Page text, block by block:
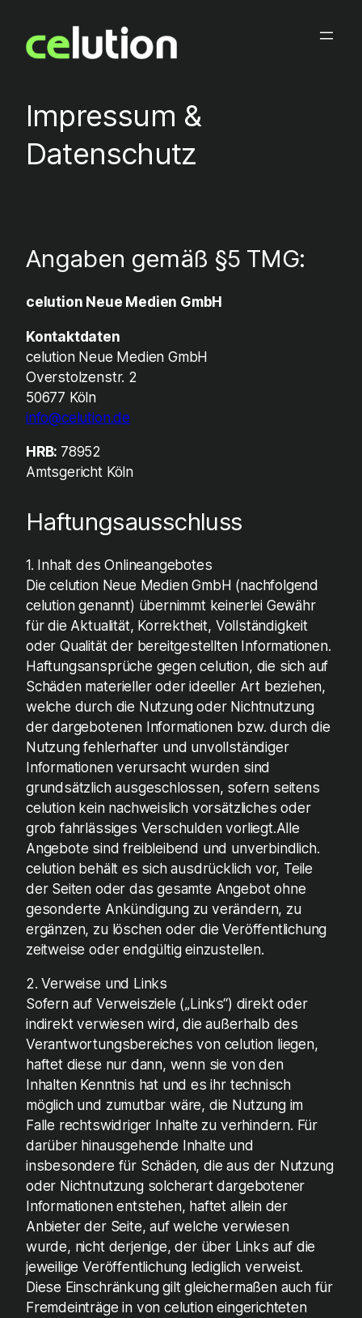
Inhalt
springen
Impressum &
Datenschutz
Angaben gemäß §5 TMG:
celution Neue Medien GmbH
Kontaktdaten
celution Neue Medien GmbH
Overstolzenstr. 2
50677 Köln
info@celution.de
HRB: 78952
Amtsgericht Köln
Haftungsausschluss
1. Inhalt des Onlineangebotes
Die celution Neue Medien GmbH (nachfolgend
celution genannt) übernimmt keinerlei Gewähr
für die Aktualität, Korrektheit, Vollständigkeit
oder Qualität der bereitgestellten Informationen.
Haftungsansprüche gegen celution, die sich auf
Schäden materieller oder ideeller Art beziehen,
welche durch die Nutzung oder Nichtnutzung
der dargebotenen Informationen bzw. durch die
Nutzung fehlerhafter und unvollständiger
Informationen verursacht wurden sind
grundsätzlich ausgeschlossen, sofern seitens
celution kein nachweislich vorsätzliches oder
grob fahrlässiges Verschulden vorliegt.Alle
Angebote sind freibleibend und unverbindlich.
celution behält es sich ausdrücklich vor, Teile
der Seiten oder das gesamte Angebot ohne
gesonderte Ankündigung zu verändern, zu
ergänzen, zu löschen oder die Veröffentlichung
zeitweise oder endgültig einzustellen.
2. Verweise und Links
Sofern auf Verweisziele („Links“) direkt oder
indirekt verwiesen wird, die außerhalb des
Verantwortungsbereiches von celution liegen,
haftet diese nur dann, wenn sie von den
Inhalten Kenntnis hat und es ihr technisch
möglich und zumutbar wäre, die Nutzung im
Falle rechtswidriger Inhalte zu verhindern. Für
darüber hinausgehende Inhalte und
insbesondere für Schäden, die aus der Nutzung
oder Nichtnutzung solcherart dargebotener
Informationen entstehen, haftet allein der
Anbieter der Seite, auf welche verwiesen
wurde, nicht derjenige, der über Links auf die
jeweilige Veröffentlichung lediglich verweist.
Diese Einschränkung gilt gleichermaßen auch für
Fremdeinträge in von celution eingerichteten